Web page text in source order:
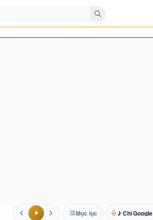
Mục lục ♪ Chị Google